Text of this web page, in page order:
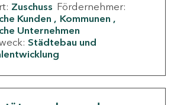
Zuschuss Fördernehmer:
Kunden
Kommunen
Unternehmen
Städtebau und